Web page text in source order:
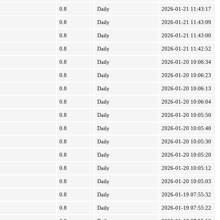
0.8 Daily 2026-01-21 11:43:17
0.8 Daily 2026-01-21 11:43:09
0.8 Daily 2026-01-21 11:43:00
0.8 Daily 2026-01-21 11:42:52
0.8 Daily 2026-01-20 10:06:34
0.8 Daily 2026-01-20 10:06:23
0.8 Daily 2026-01-20 10:06:13
0.8 Daily 2026-01-20 10:06:04
0.8 Daily 2026-01-20 10:05:50
0.8 Daily 2026-01-20 10:05:40
0.8 Daily 2026-01-20 10:05:30
0.8 Daily 2026-01-20 10:05:20
0.8 Daily 2026-01-20 10:05:12
0.8 Daily 2026-01-20 10:05:03
0.8 Daily 2026-01-19 07:55:32
0.8 Daily 2026-01-19 07:55:22